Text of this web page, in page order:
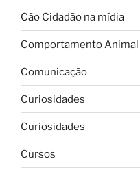
Cão Cidadão na mídia
Comportamento Animal
Comunicação
Curiosidades
Curiosidades
Cursos